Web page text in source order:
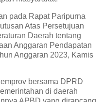
pada Rapat Paripurna
Atas Persetujuan
Daerah tentang
Anggaran Pendapatan
Anggaran 2023, Kamis
bersama DPRD
di daerah